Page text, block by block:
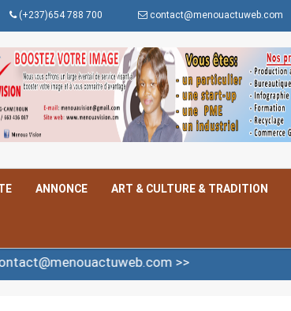
(+237)654 788 700 contact@menouactuweb.com
ANNONCE ART & CULTURE & TRADITION
>>